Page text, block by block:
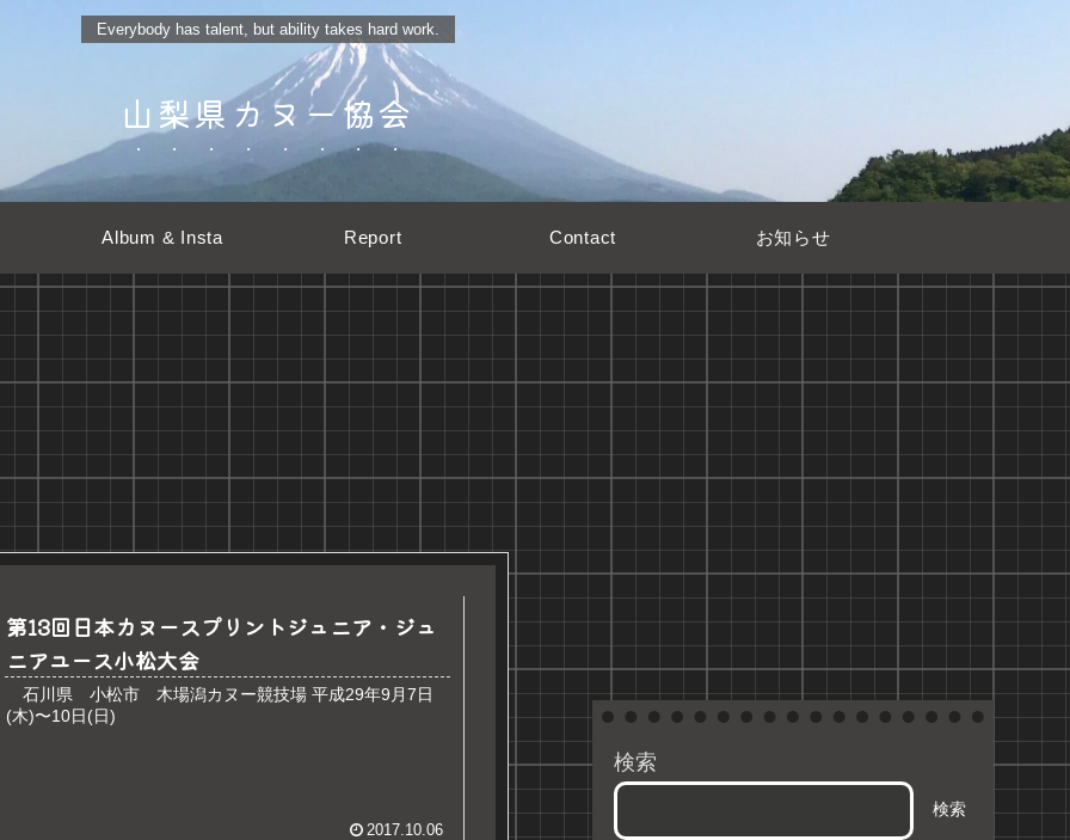
Everybody has talent, but ability takes hard work.
山梨県カヌー協会
Album & Insta Report Contact お知らせ
第13回日本カヌースプリントジュニア・ジュ
ニアユース小松大会
石川県 小松市 木場潟カヌー競技場 平成29年9月7日
(木)〜10日(日)
2017.10.06
検索
検索